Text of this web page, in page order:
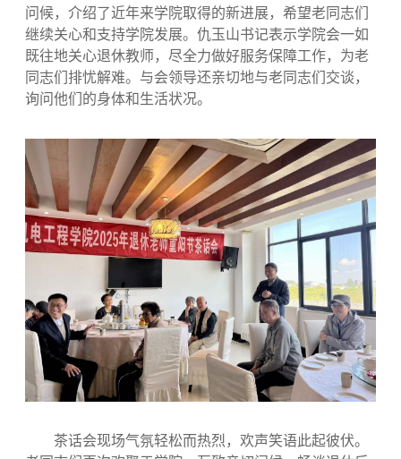
问候，介绍了近年来学院取得的新进展，希望老同志们
继续关心和支持学院发展。仇玉山书记表示学院会一如
既往地关心退休教师，尽全力做好服务保障工作，为老
同志们排忧解难。与会领导还亲切地与老同志们交谈，
询问他们的身体和生活状况。
茶话会现场气氛轻松而热烈，欢声笑语此起彼伏。